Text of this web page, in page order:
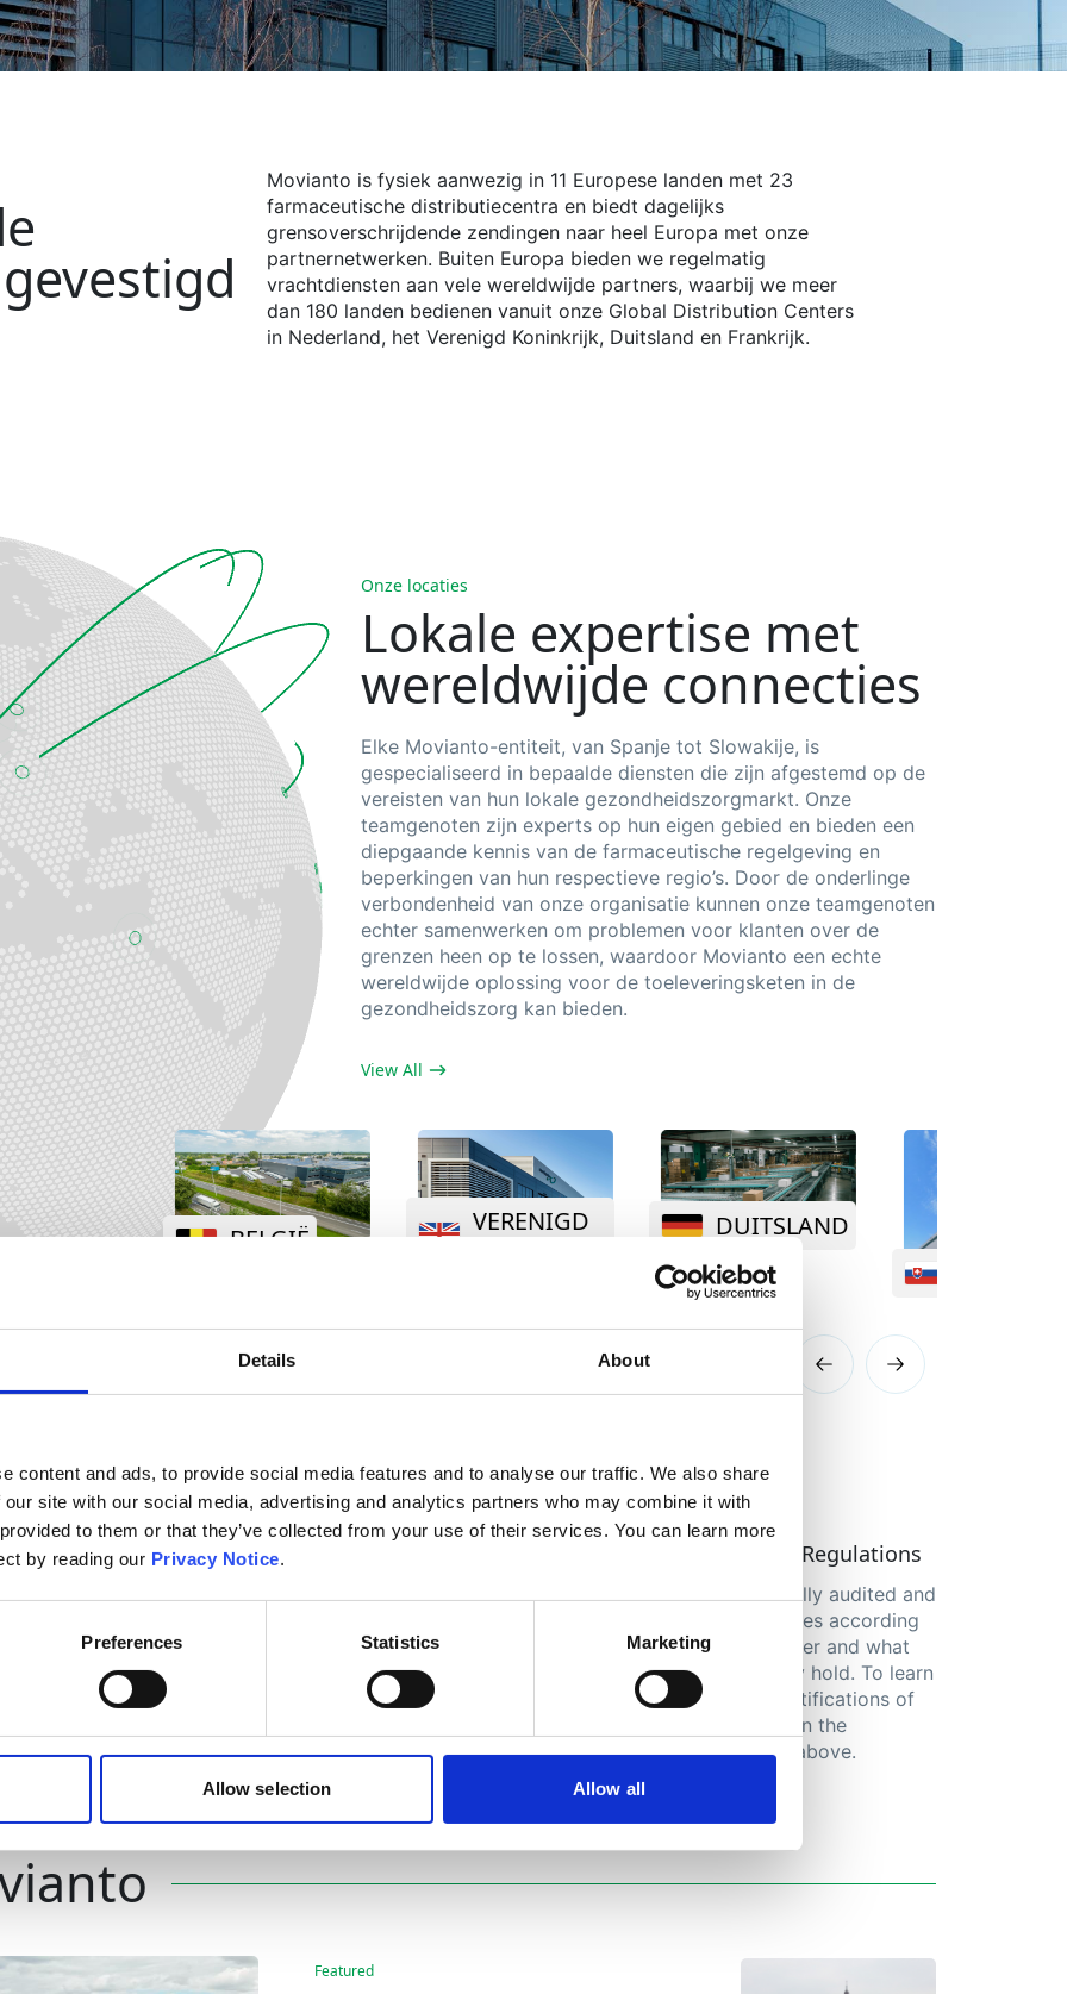
Details About
content and ads, to provide social media features and to analyse our traffic. We also share
site with our social media, advertising and analytics partners who may combine it with
to them or that they’ve collected from your use of their services. You can learn more
by reading our Privacy Notice.
Preferences Statistics Marketing
Allow selection Allow all
Movianto is fysiek aanwezig in 11 Europese landen met 23
farmaceutische distributiecentra en biedt dagelijks
grensoverschrijdende zendingen naar heel Europa met onze
partnernetwerken. Buiten Europa bieden we regelmatig
vrachtdiensten aan vele wereldwijde partners, waarbij we meer
dan 180 landen bedienen vanuit onze Global Distribution Centers
in Nederland, het Verenigd Koninkrijk, Duitsland en Frankrijk.
Onze locaties
Lokale expertise met
wereldwijde connecties
Elke Movianto-entiteit, van Spanje tot Slowakije, is
gespecialiseerd in bepaalde diensten die zijn afgestemd op de
vereisten van hun lokale gezondheidszorgmarkt. Onze
teamgenoten zijn experts op hun eigen gebied en bieden een
diepgaande kennis van de farmaceutische regelgeving en
beperkingen van hun respectieve regio’s. Door de onderlinge
verbondenheid van onze organisatie kunnen onze teamgenoten
echter samenwerken om problemen voor klanten over de
grenzen heen op te lossen, waardoor Movianto een echte
wereldwijde oplossing voor de toeleveringsketen in de
gezondheidszorg kan bieden.
View All
VERENIGD
KONINKRIJK
DUITSLAND
SLOWAKIJE
GDP & GMP Compliance
are designed to comply with GxP
guidelines. You can learn more about the
GxP qualifications of our individual
pages above.
Compliance with Local Regulations
Our facilities are individually audited and
certified by local authorities according
to which services they offer and what
level of certifications they hold. To learn
more about individual certifications of
each entity, please click on the
individual country pages above.
Featured